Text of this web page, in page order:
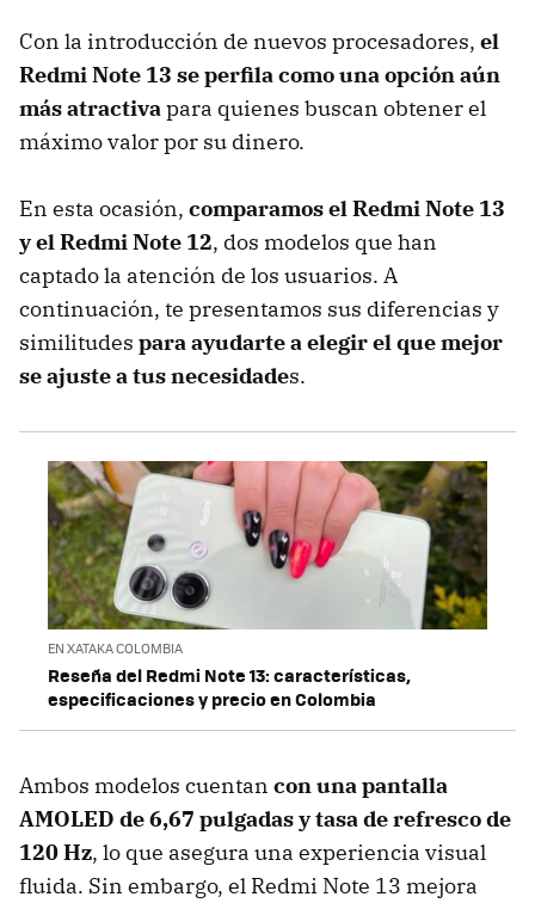
Con la introducción de nuevos procesadores, el
Redmi Note 13 se perfila como una opción aún
más atractivapara quienes buscan obtener el
máximo valor por su dinero.
En esta ocasión, comparamos el Redmi Note 13
y el Redmi Note 12, dos modelos que han
captado la atención de los usuarios. A
continuación, te presentamos sus diferencias y
similitudes para ayudarte a elegir el que mejor
se ajuste a tus necesidades.
EN XATAKA COLOMBIA
Reseña del Redmi Note 13: características,
especificaciones y precio en Colombia
Ambos modelos cuentan con una pantalla
AMOLED de 6,67 pulgadas y tasa de refresco de
120 Hz, lo que asegura una experiencia visual
fluida. Sin embargo, el Redmi Note 13 mejora